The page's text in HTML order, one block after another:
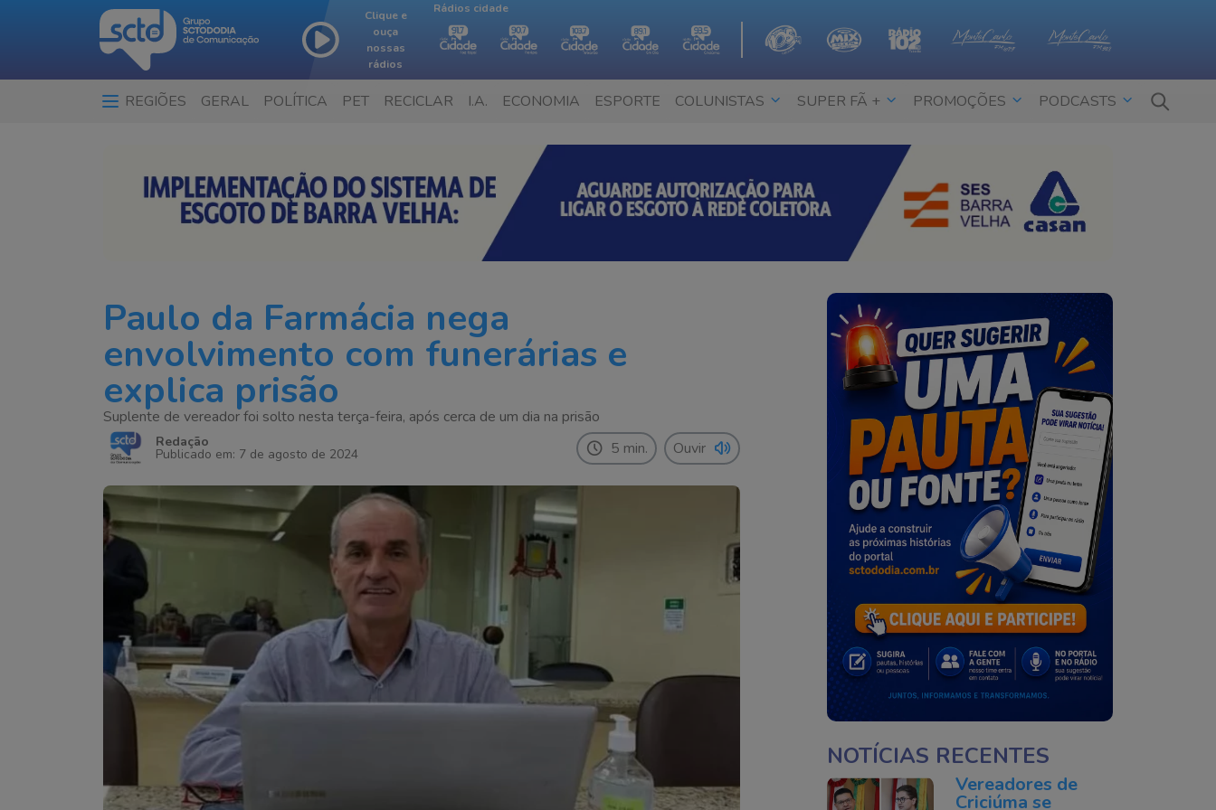
Clique e
ouça
nossas
rádios
Rádios cidade
REGIÕES GERAL POLÍTICA PET RECICLAR I.A. ECONOMIA ESPORTE COLUNISTAS SUPER FÃ + PROMOÇÕES PODCASTS
Paulo da Farmácia nega
envolvimento com funerárias e
explica prisão
Suplente de vereador foi solto nesta terça-feira, após cerca de um dia na prisão
Redação
Publicado em: 7 de agosto de 2024 5 min. Ouvir
NOTÍCIAS RECENTES
Vereadores de
Criciúma se